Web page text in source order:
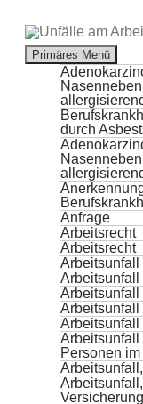
Suchen
Primäres Menü
springen
durch
Anfrage
Arbeitsrecht
Arbeitsrecht
Arbeitsunfall
Arbeitsunfall
Arbeitsunfall
Arbeitsunfall
Arbeitsunfall
Arbeitsunfall
Personen